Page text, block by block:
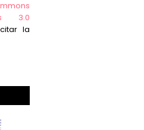
3.0
la